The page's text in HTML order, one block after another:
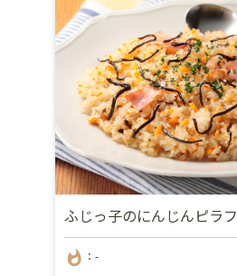
ふじっ子のにんじんピラフ
whatshot ：-